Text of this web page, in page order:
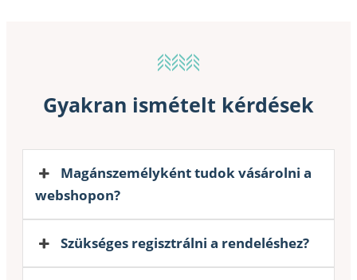
Gyakran ismételt kérdések
Magánszemélyként tudok vásárolni a
webshopon?
Szükséges regisztrálni a rendeléshez?